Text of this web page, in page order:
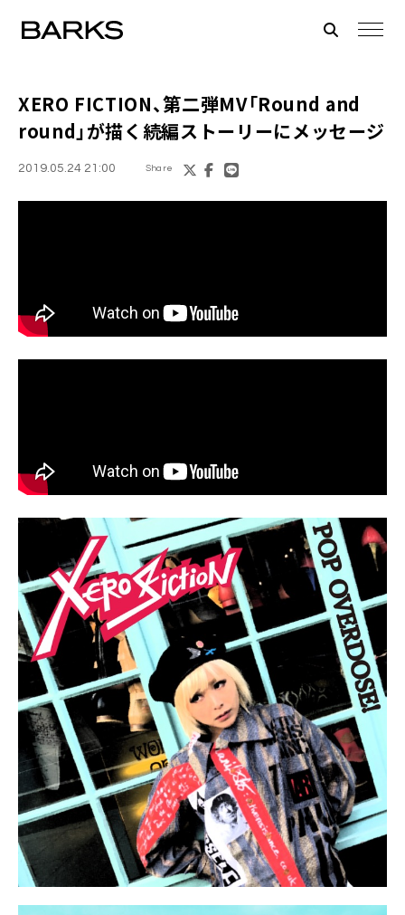
XERO FICTION、第二弾MV「Round and
round」が描く続編ストーリーにメッセージ
2019.05.24 21:00 Share